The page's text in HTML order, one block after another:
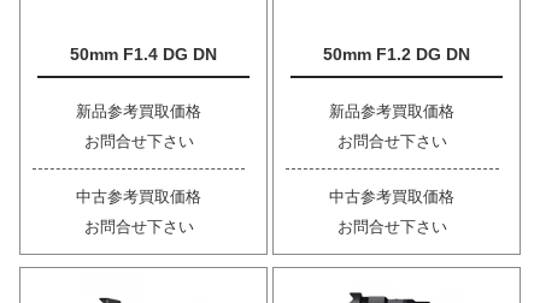
50mm F1.4 DG DN
新品参考買取価格
お問合せ下さい
中古参考買取価格
お問合せ下さい
50mm F1.2 DG DN
新品参考買取価格
お問合せ下さい
中古参考買取価格
お問合せ下さい